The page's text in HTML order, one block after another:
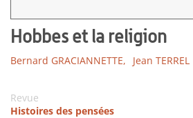
Hobbes et la religion
Bernard GRACIANNETTE, Jean TERREL
Revue
Histoires des pensées